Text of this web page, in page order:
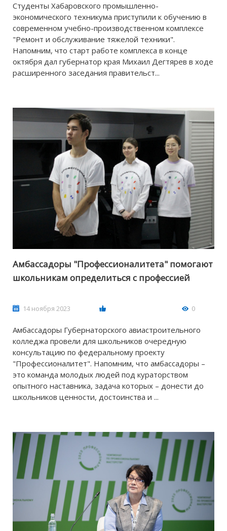
Студенты Хабаровского промышленно-
экономического техникума приступили к обучению в
современном учебно-производственном комплексе
"Ремонт и обслуживание тяжелой техники".
Напомним, что старт работе комплекса в конце
октября дал губернатор края Михаил Дегтярев в ходе
расширенного заседания правительст...
Амбассадоры "Профессионалитета" помогают
школьникам определиться с профессией
14 ноября 2023 0
Амбассадоры Губернаторского авиастроительного
колледжа провели для школьников очередную
консультацию по федеральному проекту
"Профессионалитет". Напомним, что амбассадоры –
это команда молодых людей под кураторством
опытного наставника, задача которых – донести до
школьников ценности, достоинства и ...